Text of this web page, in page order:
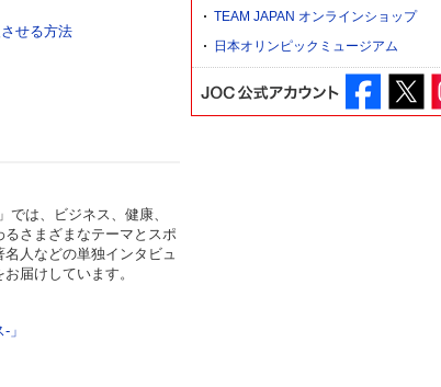
せる方法
は、ビジネス、健康、
さまざまなテーマとスポ
人などの単独インタビュ
届けしています。
TEAM JAPAN オンラインショップ
日本オリンピックミュージアム